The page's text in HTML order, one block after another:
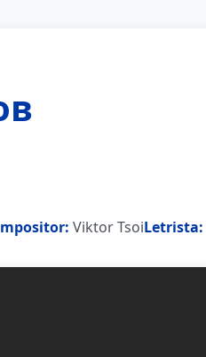
Viktor TsoiLetrista: